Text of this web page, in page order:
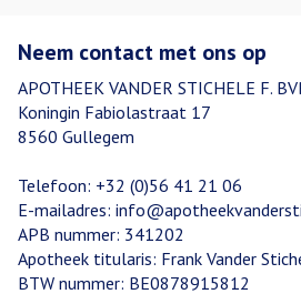
Neem contact met ons op
APOTHEEK VANDER STICHELE F.
Koningin Fabiolastraat 17
8560 Gullegem
Telefoon: +32 (0)56 41 21 06
E-mailadres: info@
APB nummer: 341202
Apotheek titularis: Frank Vander
BTW nummer: BE0878915812